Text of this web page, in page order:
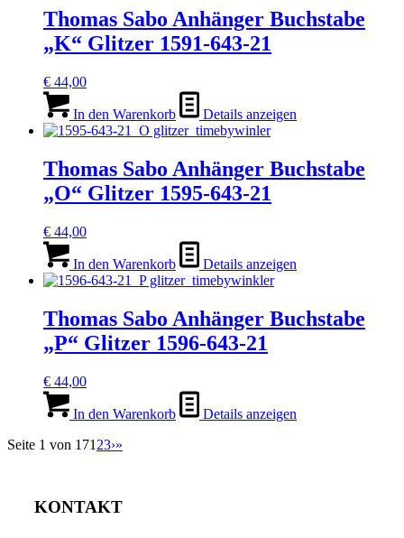
Thomas Sabo Anhänger Buchstabe
„K“ Glitzer 1591-643-21
€ 44,00
In den Warenkorb Details anzeigen
Thomas Sabo Anhänger Buchstabe
„O“ Glitzer 1595-643-21
€ 44,00
In den Warenkorb Details anzeigen
Thomas Sabo Anhänger Buchstabe
„P“ Glitzer 1596-643-21
€ 44,00
In den Warenkorb
Details anzeigen
Seite 1 von 171 23›»
KONTAKT